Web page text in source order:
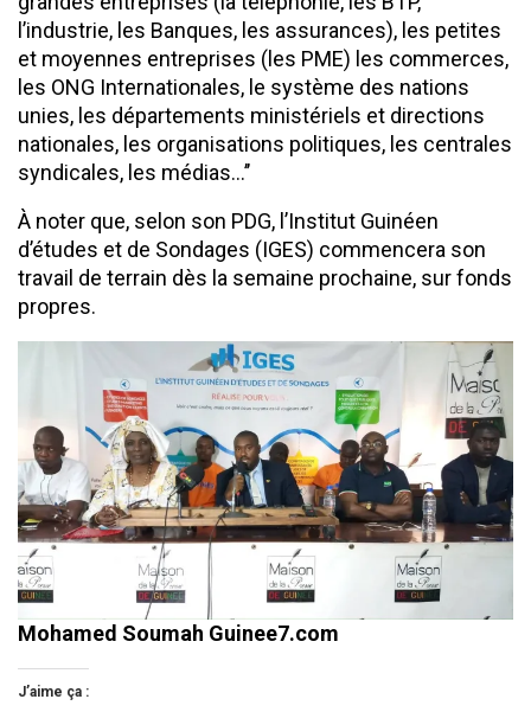
l’industrie, les Banques, les assurances), les petites
et moyennes entreprises (les PME) les commerces,
les ONG Internationales, le système des nations
unies, les départements ministériels et directions
nationales, les organisations politiques, les centrales
syndicales, les médias…’’
À noter que, selon son PDG, l’Institut Guinéen
d’études et de Sondages (IGES) commencera son
travail de terrain dès la semaine prochaine, sur fonds
propres.
Mohamed Soumah Guinee7.com
J’aime ça :